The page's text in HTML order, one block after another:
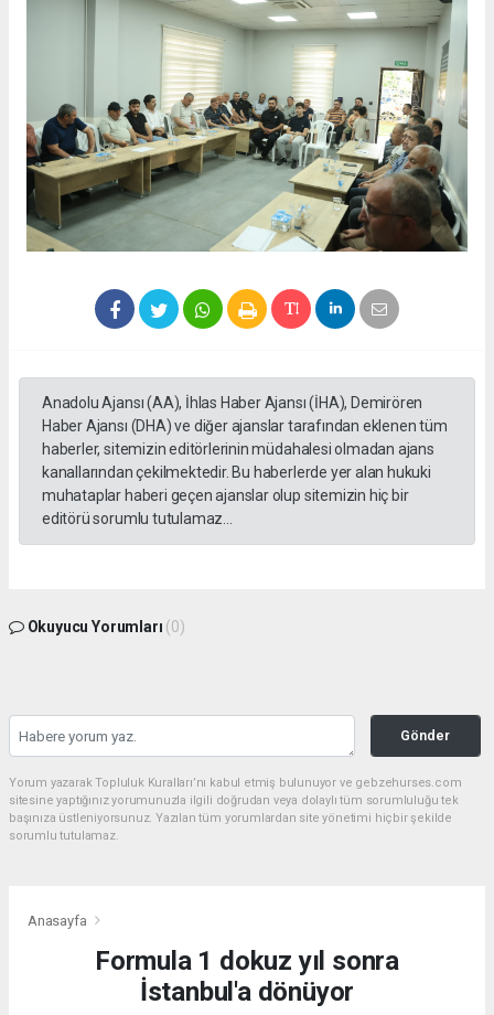
Anadolu Ajansı (AA), İhlas Haber Ajansı (İHA), Demirören
Haber Ajansı (DHA) ve diğer ajanslar tarafından eklenen tüm
haberler, sitemizin editörlerinin müdahalesi olmadan ajans
kanallarından çekilmektedir. Bu haberlerde yer alan hukuki
muhataplar haberi geçen ajanslar olup sitemizin hiç bir
editörü sorumlu tutulamaz...
Okuyucu Yorumları (0)
Gönder
Yorum yazarak Topluluk Kuralları’nı kabul etmiş bulunuyor ve gebzehurses.com
sitesine yaptığınız yorumunuzla ilgili doğrudan veya dolaylı tüm sorumluluğu tek
başınıza üstleniyorsunuz. Yazılan tüm yorumlardan site yönetimi hiçbir şekilde
sorumlu tutulamaz.
Anasayfa
Formula 1 dokuz yıl sonra
İstanbul'a dönüyor